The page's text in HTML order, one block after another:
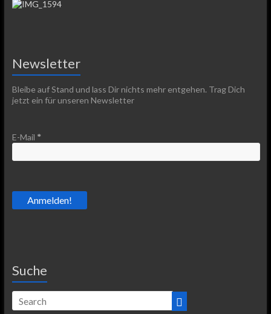
Newsletter
Bleibe auf Stand und lass Dir nichts mehr entgehen. Trag Dich
jetzt ein für unseren Newsletter
E-Mail *
Suche